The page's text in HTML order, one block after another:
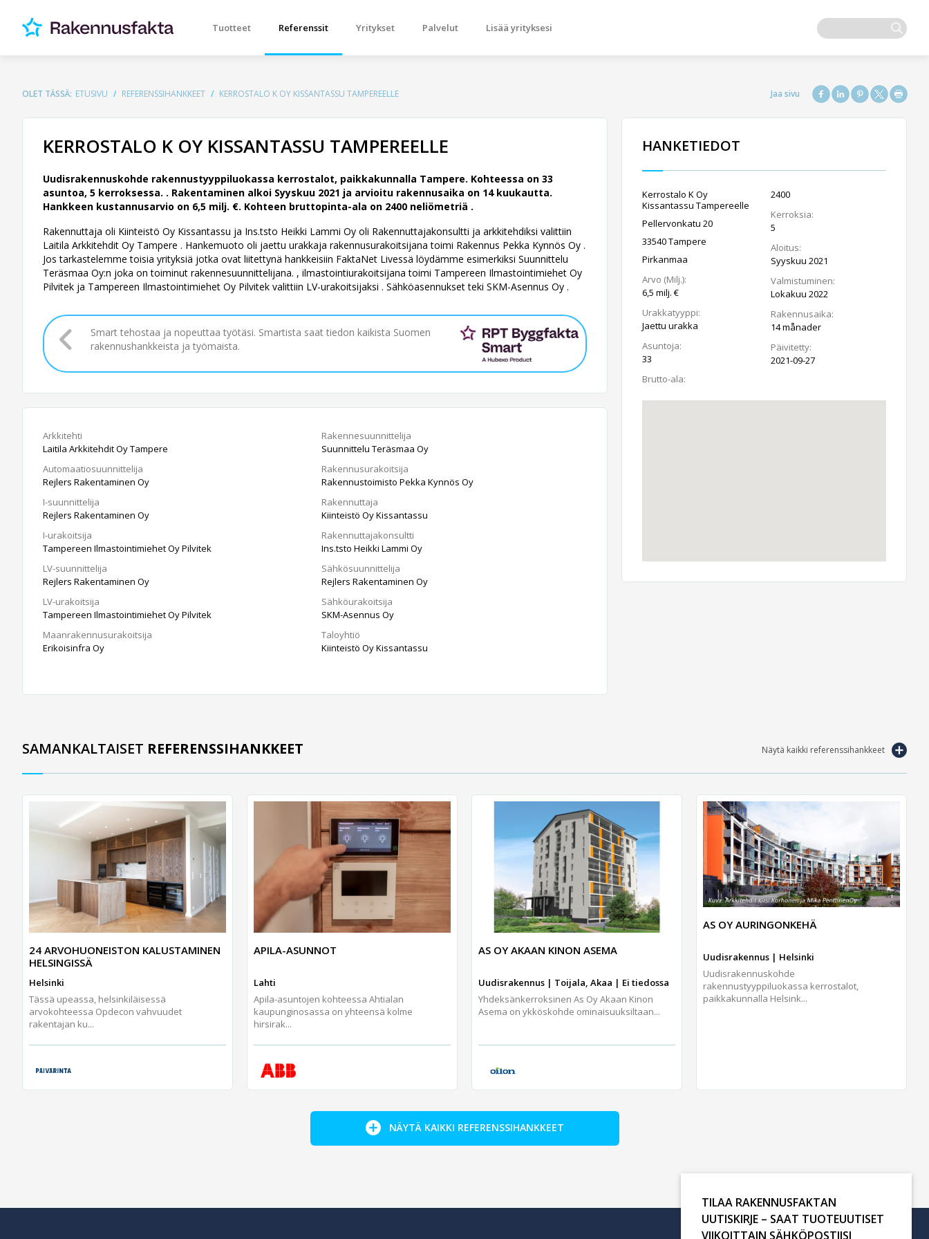
Tuotteet Referenssit Yritykset Palvelut Lisää yrityksesi
OLET TÄSSÄ: ETUSIVU REFERENSSIHANKKEET KERROSTALO K OY KISSANTASSU TAMPEREELLE
KERROSTALO K OY KISSANTASSU TAMPEREELLE
Uudisrakennuskohde rakennustyyppiluokassa kerrostalot, paikkakunnalla Tampere. Kohteessa on 33
asuntoa, 5 kerroksessa. . Rakentaminen alkoi Syyskuu 2021 ja arvioitu rakennusaika on 14 kuukautta.
Hankkeen kustannusarvio on 6,5 milj. €. Kohteen bruttopinta-ala on 2400 neliömetriä .
Rakennuttaja oli Kiinteistö Oy Kissantassu ja Ins.tsto Heikki Lammi Oy oli Rakennuttajakonsultti ja arkkitehdiksi valittiin
Laitila Arkkitehdit Oy Tampere . Hankemuoto oli jaettu urakkaja rakennusurakoitsijana toimi Rakennus Pekka Kynnös Oy .
Jos tarkastelemme toisia yrityksiä jotka ovat liitettynä hankkeisiin FaktaNet Livessä löydämme esimerkiksi Suunnittelu
Teräsmaa Oy:n joka on toiminut rakennesuunnittelijana. , ilmastointiurakoitsijana toimi Tampereen Ilmastointimiehet Oy
Pilvitek ja Tampereen Ilmastointimiehet Oy Pilvitek valittiin LV-urakoitsijaksi . Sähköasennukset teki SKM-Asennus Oy .
Smart tehostaa ja nopeuttaa työtäsi. Smartista saat tiedon kaikista Suomen
rakennushankkeista ja työmaista.
Arkkitehti
Laitila Arkkitehdit Oy Tampere
Automaatiosuunnittelija
Rejlers Rakentaminen Oy
I-suunnittelija
Rejlers Rakentaminen Oy
I-urakoitsija
Tampereen Ilmastointimiehet Oy Pilvitek
LV-suunnittelija
Rejlers Rakentaminen Oy
LV-urakoitsija
Tampereen Ilmastointimiehet Oy Pilvitek
Maanrakennusurakoitsija
Erikoisinfra Oy
Rakennesuunnittelija
Suunnittelu Teräsmaa Oy
Rakennusurakoitsija
Rakennustoimisto Pekka Kynnös Oy
Rakennuttaja
Kiinteistö Oy Kissantassu
Rakennuttajakonsultti
Ins.tsto Heikki Lammi Oy
Sähkösuunnittelija
Rejlers Rakentaminen Oy
Sähköurakoitsija
SKM-Asennus Oy
Taloyhtiö
Kiinteistö Oy Kissantassu
HANKETIEDOT
Kerrostalo K Oy
Kissantassu Tampereelle
Pellervonkatu 20
33540 Tampere
Pirkanmaa
Arvo (Milj.):
6,5 milj. €
Urakkatyyppi:
Jaettu urakka
Asuntoja:
33
Brutto-ala:
2400
Kerroksia:
5
Aloitus:
Syyskuu 2021
Valmistuminen:
Lokakuu 2022
Rakennusaika:
14 månader
Päivitetty:
2021-09-27
Näytä kaikki referenssihankkeet
SAMANKALTAISET REFERENSSIHANKKEET
24 ARVOHUONEISTON KALUSTAMINEN
HELSINGISSÄ
Helsinki
Tässä upeassa, helsinkiläisessä
arvokohteessa Opdecon vahvuudet
rakentajan ku...
APILA-ASUNNOT
Lahti
Apila-asuntojen kohteessa Ahtialan
kaupunginosassa on yhteensä kolme
hirsirak...
AS OY AKAAN KINON ASEMA
Uudisrakennus | Toijala, Akaa | Ei tiedossa
Yhdeksänkerroksinen As Oy Akaan Kinon
Asema on ykköskohde ominaisuuksiltaan...
AS OY AURINGONKEHÄ
Uudisrakennus | Helsinki
Uudisrakennuskohde
rakennustyyppiluokassa kerrostalot,
paikkakunnalla Helsink...
NÄYTÄ KAIKKI REFERENSSIHANKKEET
TILAA RAKENNUSFAKTAN
UUTISKIRJE – SAAT TUOTEUUTISET
VIIKOITTAIN SÄHKÖPOSTIISI